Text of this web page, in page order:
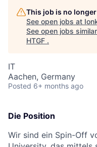
This job is no
See open jobs at
See open jobs
HTGF .
IT
Aachen, Germany
Posted 6+ months ago
Die Position
Wir sind ein Spin-Off